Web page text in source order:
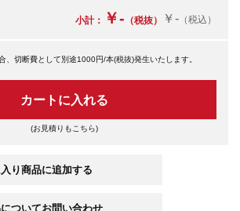
小計： ￥- （税抜） ￥- （税込）
切断費として別途1000円/本(税抜)発生いたします。
カートに入れる
(お見積りもこちら)